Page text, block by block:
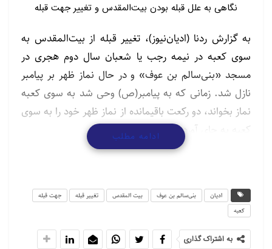
نگاهی به علل قبله بودن بیت‌المقدس و تغییر جهت قبله
به گزارش ردنا (ادیان‌نیوز)، تغییر قبله از بیت‌المقدس به
سوی کعبه در نیمه رجب یا شعبان سال دوم هجری در
مسجد «بنی‌سالم بن عوف» و در حال نماز ظهر بر پیامبر
نازل شد. زمانی که به پیامبر(ص) وحی شد به سوی کعبه
نماز بخواند، دو رکعت باقی‏مانده از نماز ظهر خود را به سوی
کعبه به جای آوردند.
پیامبر اکرم(ص) پیش از هجرت، ایامی که در مکه معظمه
می‌خواندند.
میان وی و بیت‌المقدس قرار می‌گرفت و در واقع کعبه و
ادامه مطلب
ادیان بنی‌سالم بن عوف بیت المقدس تغییر قبله
جهت قبله
کعبه
به اشتراک گذاری